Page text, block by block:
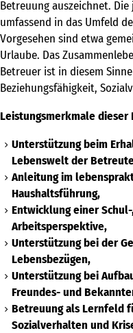
kontakt
freie
FAIRMILIE
Betreuung auszeichnet.
umfassend in das Umfeld
Vorgesehen sind etwa
Urlaube. Das
Betreuer ist in diesem
Beziehungsfähigkeit,
Leistungsmerkmale dieser
Unterstützung beim
Lebenswelt der
Anleitung im
Haushaltsführung,
Entwicklung einer
Arbeitsperspektive,
Unterstützung bei der
Lebensbezügen,
Unterstützung bei
Freundes- und
Betreuung als Lernfeld
Sozialverhalten und